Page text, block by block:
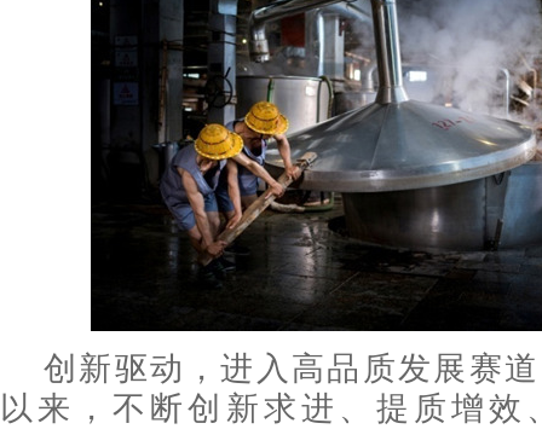
创新驱动，进入高品质发展赛
以来，不断创新求进、提质增效